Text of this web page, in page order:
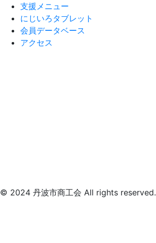
支援メニュー
にじいろタブレット
会員データベース
アクセス
© 2024 丹波市商工会 All rights reserved.